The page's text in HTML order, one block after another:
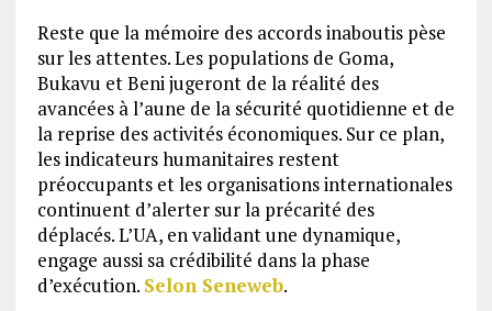
Reste que la mémoire des accords inaboutis pèse
sur les attentes. Les populations de Goma,
Bukavu et Beni jugeront de la réalité des
avancées à l’aune de la sécurité quotidienne et de
la reprise des activités économiques. Sur ce plan,
les indicateurs humanitaires restent
préoccupants et les organisations internationales
continuent d’alerter sur la précarité des
déplacés. L’UA, en validant une dynamique,
engage aussi sa crédibilité dans la phase
d’exécution. Selon Seneweb.